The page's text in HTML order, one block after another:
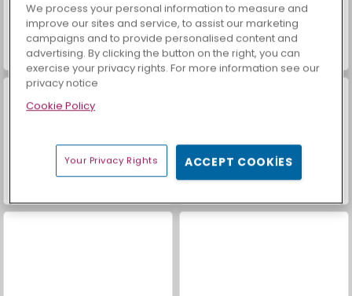
Trollface Quest: USA 2 Heroes of Myths
We process your personal information to measure and
improve our sites and service, to assist our marketing
campaigns and to provide personalised content and
advertising. By clicking the button on the right, you can
exercise your privacy rights. For more information see our
privacy notice
Cookie Policy
Your Privacy Rights ACCEPT COOKIES